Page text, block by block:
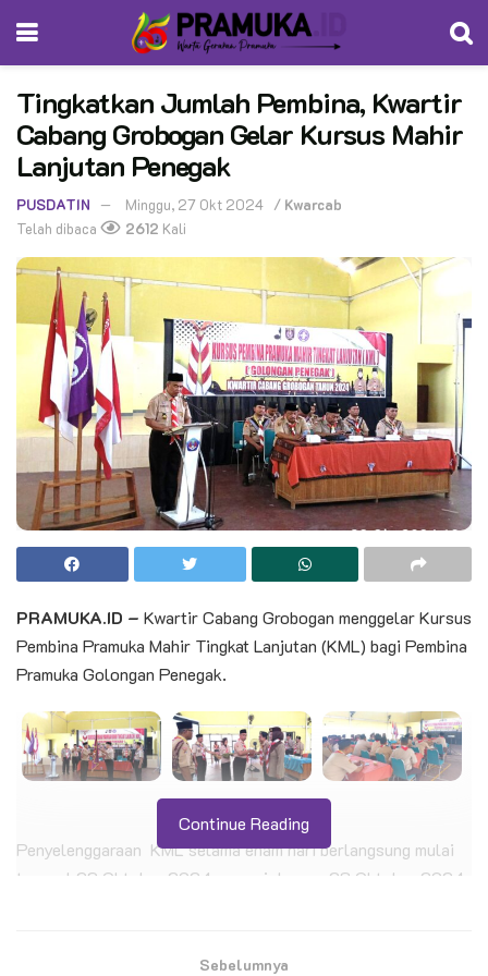
Tingkatkan Jumlah Pembina, Kwartir
Cabang Grobogan Gelar Kursus Mahir
Lanjutan Penegak
PUSDATIN Minggu, 27 Okt 2024 / Kwarcab
Telah dibaca
2612 Kali
PRAMUKA.ID – Kwartir Cabang Grobogan menggelar Kursus
Pembina Pramuka Mahir Tingkat Lanjutan (KML) bagi Pembina
Pramuka Golongan Penegak.
Penyelenggaraan KML selama enam hari berlangsung mulai
tanggal 23 Oktober 2024 sampai dengan 28 Oktober 2024
Continue Reading
Sebelumnya